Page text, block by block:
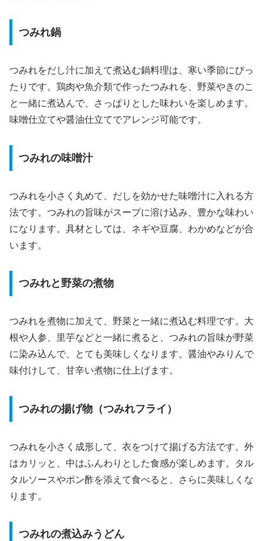
つみれ鍋
つみれをだし汁に加えて煮込む鍋料理は、寒い季節にぴっ
たりです。鶏肉や魚介類で作ったつみれを、野菜やきのこ
と一緒に煮込んで、さっぱりとした味わいを楽しめます。
味噌仕立てや醤油仕立てでアレンジ可能です。
つみれの味噌汁
つみれを小さく丸めて、だしを効かせた味噌汁に入れる方
法です。つみれの旨味がスープに溶け込み、豊かな味わい
になります。具材としては、ネギや豆腐、わかめなどが合
います。
つみれと野菜の煮物
つみれを煮物に加えて、野菜と一緒に煮込む料理です。大
根や人参、里芋などと一緒に煮ると、つみれの旨味が野菜
に染み込んで、とても美味しくなります。醤油やみりんで
味付けして、甘辛い煮物に仕上げます。
つみれの揚げ物（つみれフライ）
つみれを小さく成形して、衣をつけて揚げる方法です。外
はカリッと、中はふんわりとした食感が楽しめます。タル
タルソースやポン酢を添えて食べると、さらに美味しくな
ります。
つみれの煮込みうどん